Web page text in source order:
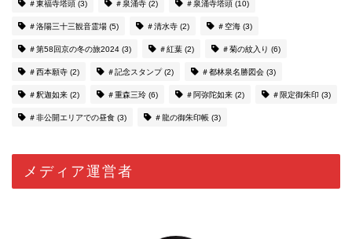
＃東福寺塔頭 (3) ＃泉涌寺 (2) ＃泉涌寺塔頭 (10)
＃洛陽三十三観音霊場 (5) ＃清水寺 (2) ＃空海 (3)
＃第58回京の冬の旅2024 (3) ＃紅葉 (2) ＃菊の紋入り (6)
＃西本願寺 (2) ＃記念スタンプ(2) ＃都林泉名勝図会 (3)
＃釈迦如来 (2) ＃重森三玲 (6) ＃阿弥陀如来 (2) ＃限定御朱印 (3)
＃非公開エリアでの昼食 (3) ＃龍の御朱印帳 (3)
メディア運営者